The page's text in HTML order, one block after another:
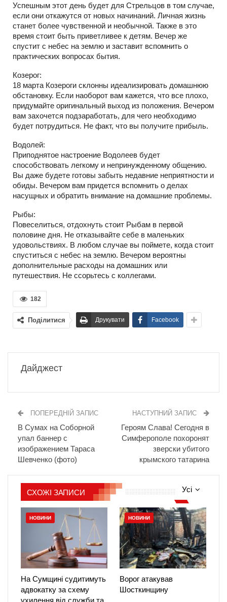
Успешным этот день будет для Стрельцов в том случае,
если они откажутся от новых начинаний. Личная жизнь
станет более чувственной и необычной. Также в это
время стоит быть приветливее к детям. Вечер же
спустит с небес на землю и заставит вспомнить о
практических вопросах бытия.
Козерог:
18 марта Козероги склонны идеализировать домашнюю
обстановку. Если наоборот вам кажется, что все плохо,
придумайте оригинальный выход из положения. Вечером
вам захочется подзаработать, для чего необходимо
будет потрудиться. Не факт, что вы получите прибыль.
Водолей:
Приподнятое настроение Водолеев будет
способствовать легкому и непринужденному общению.
Вы даже будете готовы забыть недавние неприятности и
обиды. Вечером вам придется вспомнить о делах
насущных и обратить внимание на домашние проблемы.
Рыбы:
Повеселиться, отдохнуть стоит Рыбам в первой
половине дня. Не отказывайте себе в маленьких
удовольствиях. В любом случае вы поймете, когда стоит
спуститься с небес на землю. Вечером вероятны
дополнительные расходы на домашних или
путешествия. Не ссорьтесь с коллегами.
182
Поділитися Друкувати Facebook
Дайджест
ПОПЕРЕДНІЙ ЗАПИС
В Сумах на Соборной
упал баннер с
изображением Тараса
Шевченко (фото)
НАСТУПНИЙ ЗАПИС
Героям Слава! Сегодня в
Симферополе похоронят
зверски убитого
крымского татарина
Усі
СХОЖІ ЗАПИСИ
НОВИНИ
На Сумщині судитимуть
адвокатку за схему
ухилення від служби та
НОВИНИ
Ворог атакував
Шосткинщину